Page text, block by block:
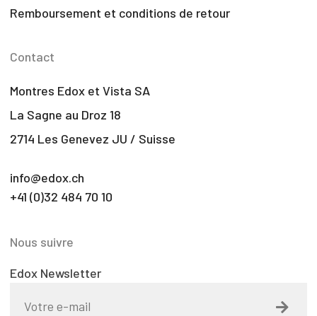
Remboursement et conditions de retour
Contact
Montres Edox et Vista SA
La Sagne au Droz 18
2714 Les Genevez JU / Suisse
info@edox.ch
+41 (0)32 484 70 10
Nous suivre
Edox Newsletter